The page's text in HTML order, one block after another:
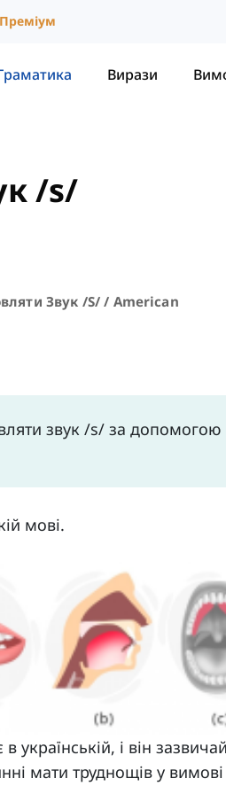
Преміум
Вирази
/s/
Звук /s/ / American
звук /s/ за допомогою
мові.
українській, і він
мати труднощів у